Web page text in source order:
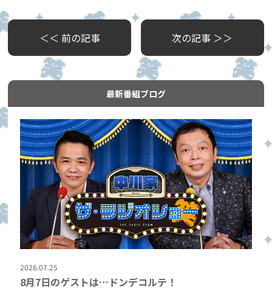
＜＜ 前の記事 次の記事 ＞＞
最新番組ブログ
2026.07.25
8月7日のゲストは…ドンデコルテ！